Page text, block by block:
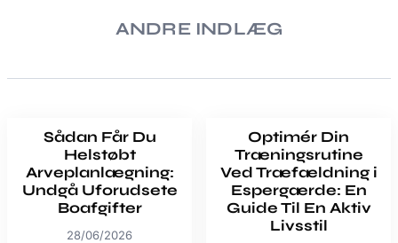
ANDRE INDLÆG
Sådan Får Du
Helstøbt
Arveplanlægning:
Undgå Uforudsete
Boafgifter
28/06/2026
Optimér Din
Træningsrutine
Ved Træfældning i
Espergærde: En
Guide Til En Aktiv
Livsstil